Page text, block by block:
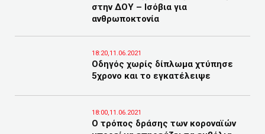
στην ΔΟΥ – Ισόβια για
ανθρωποκτονία
18:20,11.06.2021
Οδηγός χωρίς δίπλωμα χτύπησε
5χρονο και το εγκατέλειψε
18:00,11.06.2021
Ο τρόπος δράσης των κοροναϊών